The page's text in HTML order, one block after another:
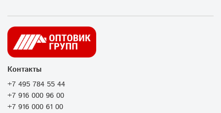
Контакты
+7 495 784 55 44
+7 916 000 96 00
+7 916 000 61 00